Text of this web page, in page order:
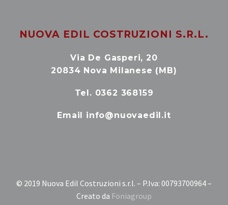
NUOVA EDIL COSTRUZIONI S.R.L.
Via De Gasperi, 20
20834 Nova Milanese (MB)
Tel. 0362 368159
Email info@nuovaedil.it
© 2019 Nuova Edil Costruzioni s.r.l. – P.Iva: 00793700964 –
Creato da Foniagroup